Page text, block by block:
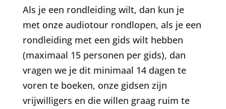
Als je een rondleiding wilt, dan kun je
met onze audiotour rondlopen, als je een
rondleiding met een gids wilt hebben
(maximaal 15 personen per gids), dan
vragen we je dit minimaal 14 dagen te
voren te boeken, onze gidsen zijn
vrijwilligers en die willen graag ruim te